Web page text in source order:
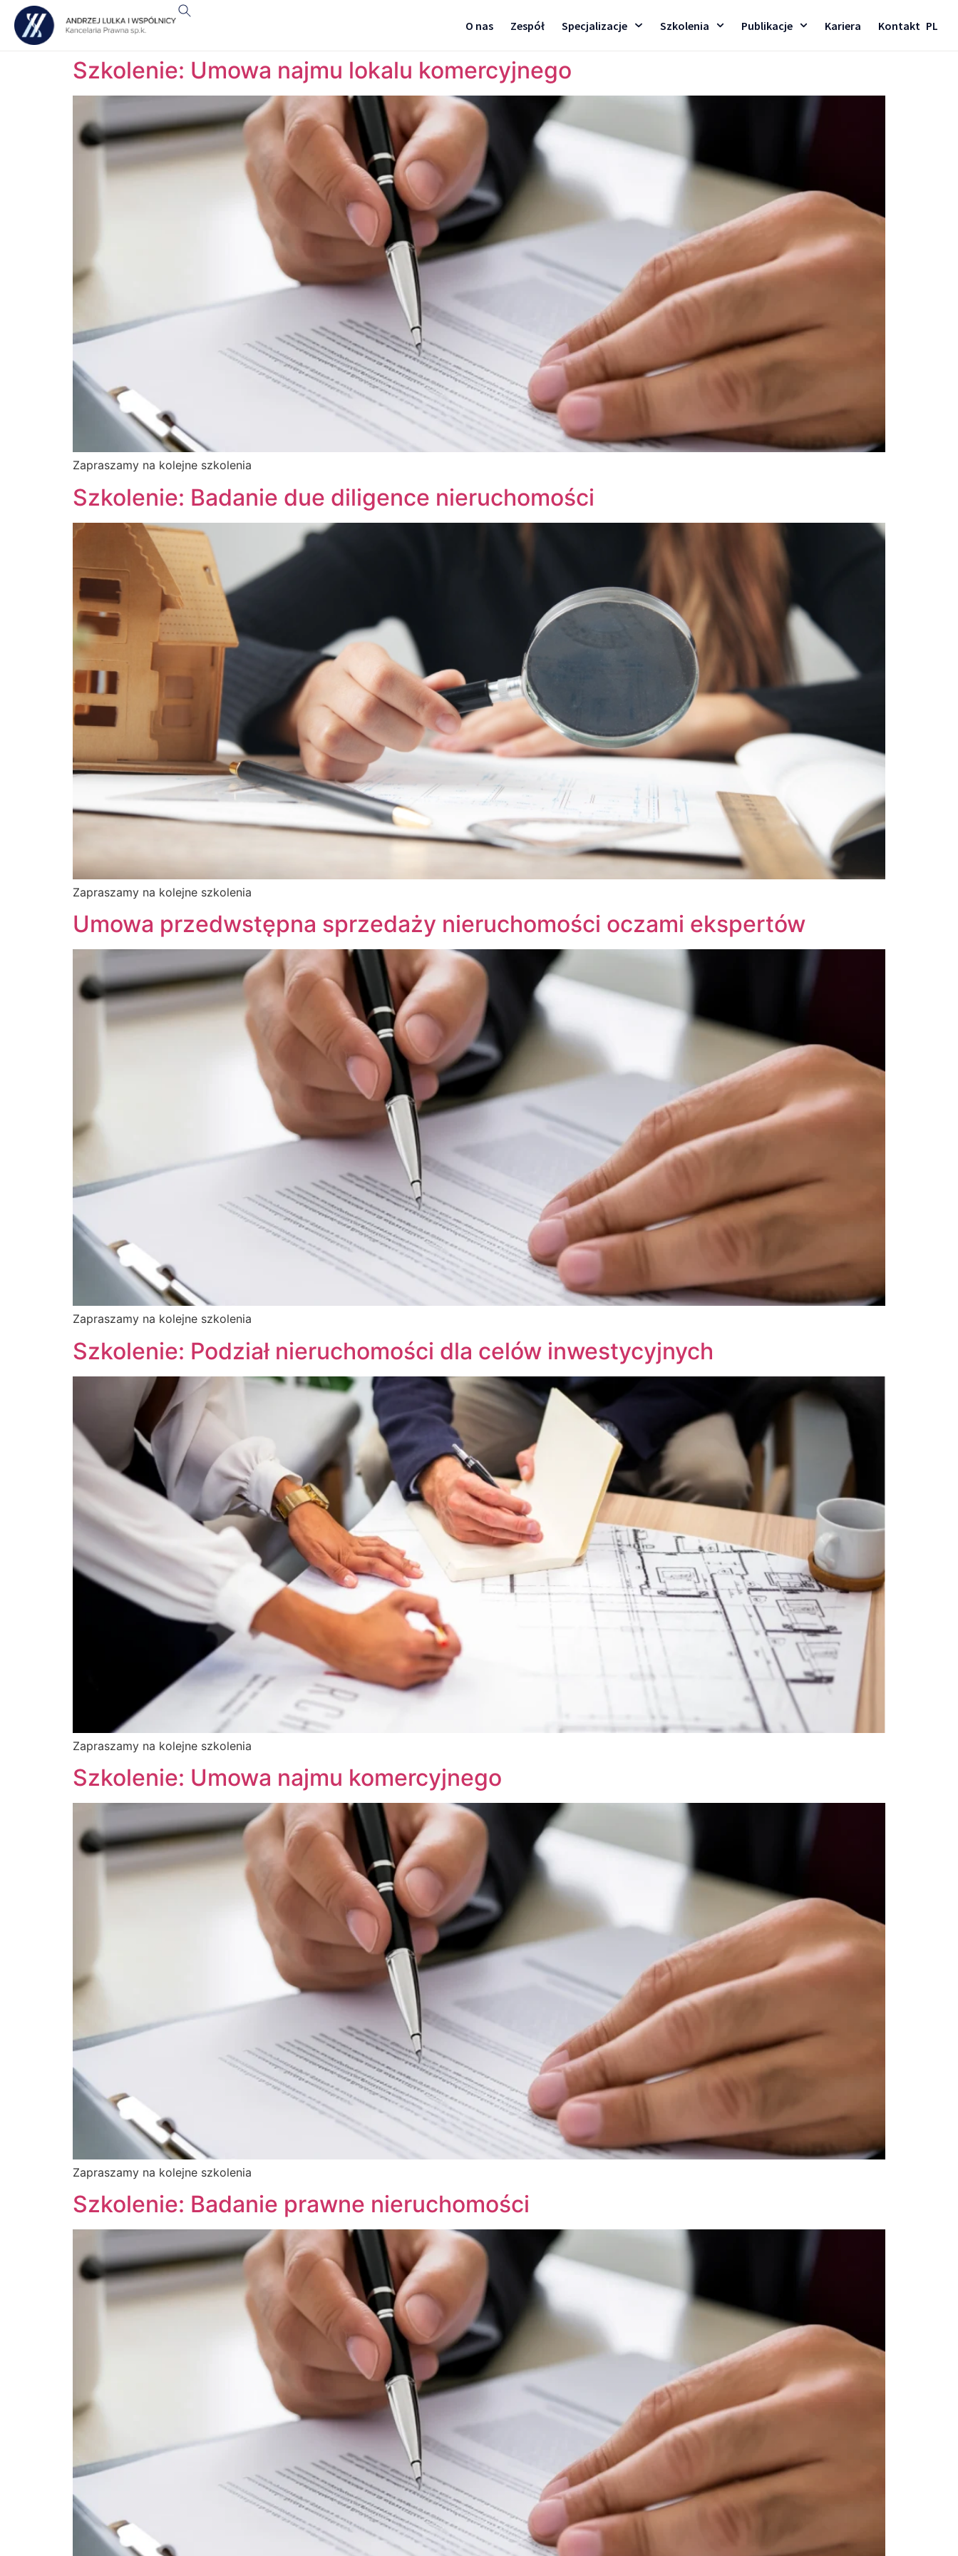
PL
O nas Zespół Specjalizacje Szkolenia Publikacje Kariera Kontakt
Szkolenie: Umowa najmu lokalu komercyjnego
Zapraszamy na kolejne szkolenia
Szkolenie: Badanie due diligence nieruchomości
Zapraszamy na kolejne szkolenia
Umowa przedwstępna sprzedaży nieruchomości oczami ekspertów
Zapraszamy na kolejne szkolenia
Szkolenie: Podział nieruchomości dla celów inwestycyjnych
Zapraszamy na kolejne szkolenia
Szkolenie: Umowa najmu komercyjnego
Zapraszamy na kolejne szkolenia
Szkolenie: Badanie prawne nieruchomości